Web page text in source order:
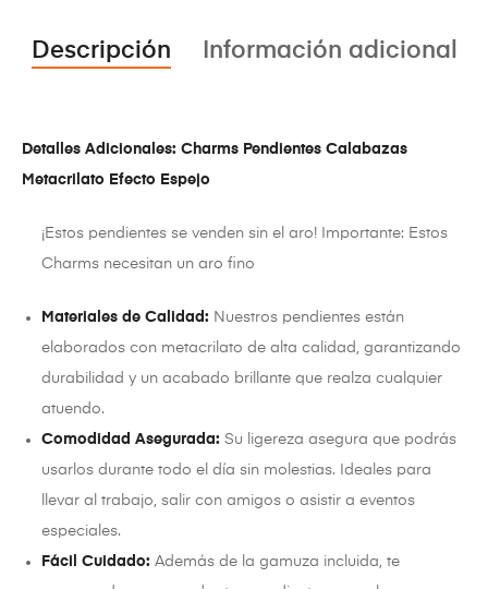
Descripción Información adicional
Detalles Adicionales: Charms Pendientes Calabazas
Metacrilato Efecto Espejo
¡Estos pendientes se venden sin el aro! Importante: Estos
Charms necesitan un aro fino
Materiales de Calidad: Nuestros pendientes están
elaborados con metacrilato de alta calidad, garantizando
durabilidad y un acabado brillante que realza cualquier
atuendo.
Comodidad Asegurada: Su ligereza asegura que podrás
usarlos durante todo el día sin molestias. Ideales para
llevar al trabajo, salir con amigos o asistir a eventos
especiales.
Fácil Cuidado: Además de la gamuza incluida, te